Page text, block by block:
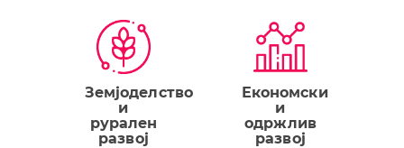
Земјоделство
и
рурален
развој
Економски
и
одржлив
развој